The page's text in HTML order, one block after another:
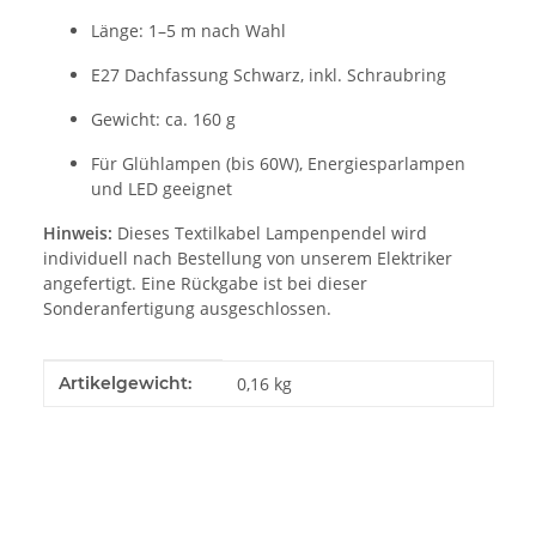
Länge: 1–5 m nach Wahl
E27 Dachfassung Schwarz, inkl. Schraubring
Gewicht: ca. 160 g
Für Glühlampen (bis 60W), Energiesparlampen
und LED geeignet
Hinweis: Dieses Textilkabel Lampenpendel wird
individuell nach Bestellung von unserem Elektriker
angefertigt. Eine Rückgabe ist bei dieser
Sonderanfertigung ausgeschlossen.
Produkteigenschaft
Wert
Artikelgewicht: 0,16 kg